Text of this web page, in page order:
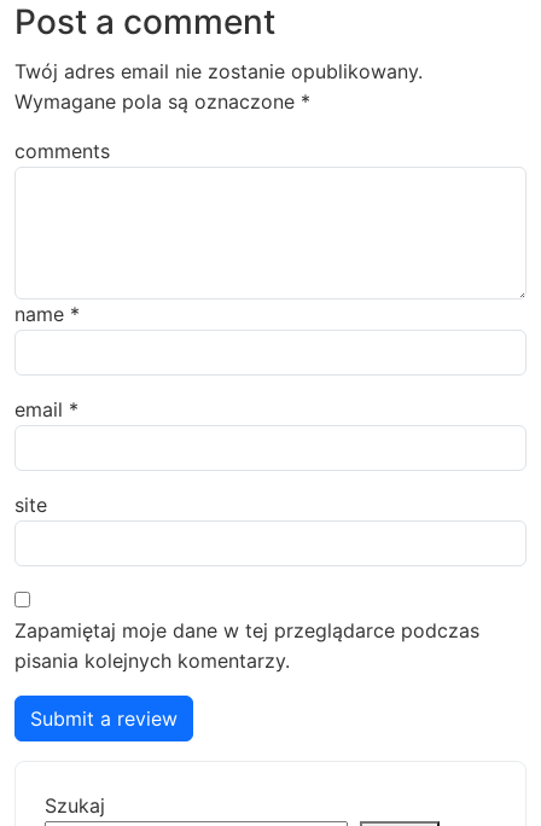
Post a comment
Twój adres email nie zostanie opublikowany.
Wymagane pola są oznaczone *
comments
name *
email *
site
Zapamiętaj moje dane w tej przeglądarce podczas
pisania kolejnych komentarzy.
Submit a review
Szukaj